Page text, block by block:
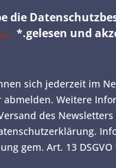
die
gelesen und
sich jederzeit im
abmelden. Weitere
des
gem. Art. 13